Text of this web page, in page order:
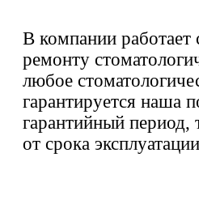
В компании
ремонту
любое
гарантируется наша
гарантийный период,
от срока